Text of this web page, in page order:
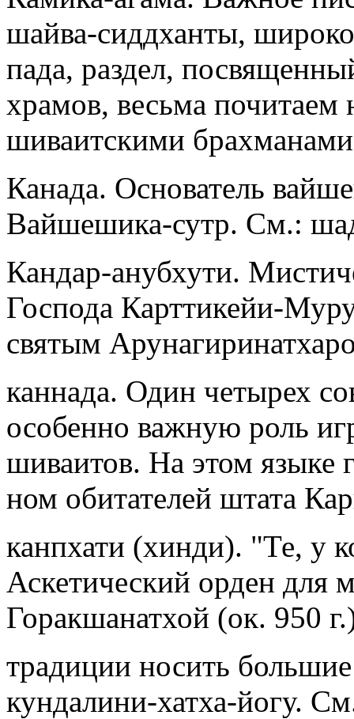
шайва-сиддханты,
пада, раздел,
храмов, весьма
шиваитскими
Канада. Основатель
Вайшешика-сутр. См.:
Кандар-анубхути.
Господа Карттикейи-
святым
каннада. Один четырех
особенно важную роль
шиваитов. На этом языке
ном обитателей штата
канпхати (хинди). "Те, у
Аскетический орден
Горакшанатхой (ок. 950
традиции носить
кундалини-хатха-йогу.